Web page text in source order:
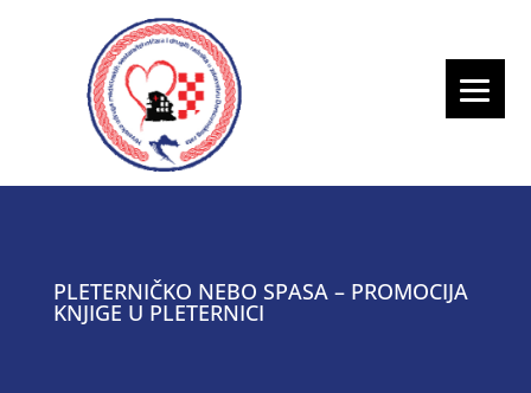
PLETERNIČKO NEBO SPASA – PROMOCIJA
KNJIGE U PLETERNICI